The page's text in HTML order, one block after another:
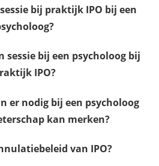
bij praktijk IPO bij een
sessie bij een psycholoog bij
IPO?
er nodig bij een psycholoog
kan merken?
van IPO?